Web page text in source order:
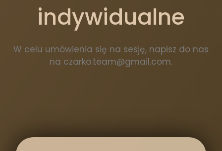
indywidualne
W celu umówienia się na sesję, napisz do nas
na czarko.team@gmail.com.